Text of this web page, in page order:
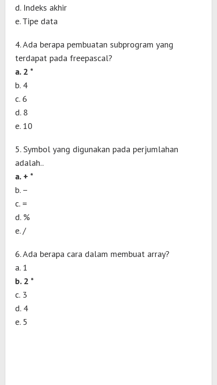
d. Indeks akhir
e. Tipe data
4. Ada berapa pembuatan subprogram yang
terdapat pada freepascal?
a. 2 *
b. 4
c. 6
d. 8
e. 10
5. Symbol yang digunakan pada perjumlahan
adalah..
a. + *
b. –
c. =
d. %
e. /
6. Ada berapa cara dalam membuat array?
a. 1
b. 2 *
c. 3
d. 4
e. 5